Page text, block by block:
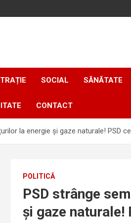
SOCIAL SĂNĂTATE
CONTACT
la energie și gaze naturale! PSD
POLITICĂ
PSD strânge
și gaze naturale!